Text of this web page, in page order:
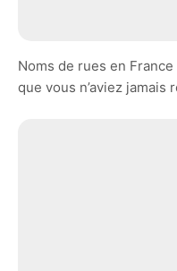
Noms de rues en
que vous n’aviez jamais